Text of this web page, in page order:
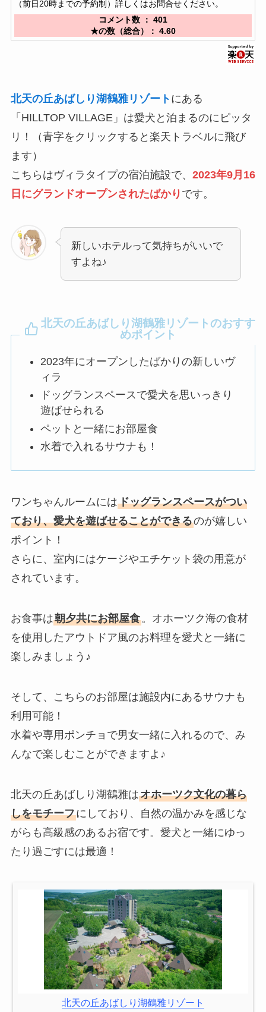
（前日20時までの予約制）詳しくはお問合せください。
コメント数 ： 401
★の数（総合）： 4.60
北天の丘あばしり湖鶴雅リゾート にある
「HILLTOP VILLAGE」は愛犬と泊まるのにピッタ
リ！（青字をクリックすると楽天トラベルに飛び
ます）
こちらはヴィラタイプの宿泊施設で、 2023年9月16
日にグランドオープンされたばかり です。
新しいホテルって気持ちがいいで
すよね♪
北天の丘あばしり湖鶴雅リゾートのおすす
めポイント
2023年にオープンしたばかりの新しいヴ
ィラ
ドッグランスペースで愛犬を思いっきり
遊ばせられる
ペットと一緒にお部屋食
水着で入れるサウナも！
ワンちゃんルームにはドッグランスペースがつい
ており、愛犬を遊ばせることができるのが嬉しい
ポイント！
さらに、室内にはケージやエチケット袋の用意が
されています。
お食事は朝夕共にお部屋食。オホーツク海の食材
を使用したアウトドア風のお料理を愛犬と一緒に
楽しみましょう♪
そして、こちらのお部屋は施設内にあるサウナも
利用可能！
水着や専用ポンチョで男女一緒に入れるので、み
んなで楽しむことができますよ♪
北天の丘あばしり湖鶴雅はオホーツク文化の暮ら
しをモチーフにしており、自然の温かみを感じな
がらも高級感のあるお宿です。愛犬と一緒にゆっ
たり過ごすには最適！
北天の丘あばしり湖鶴雅リゾート